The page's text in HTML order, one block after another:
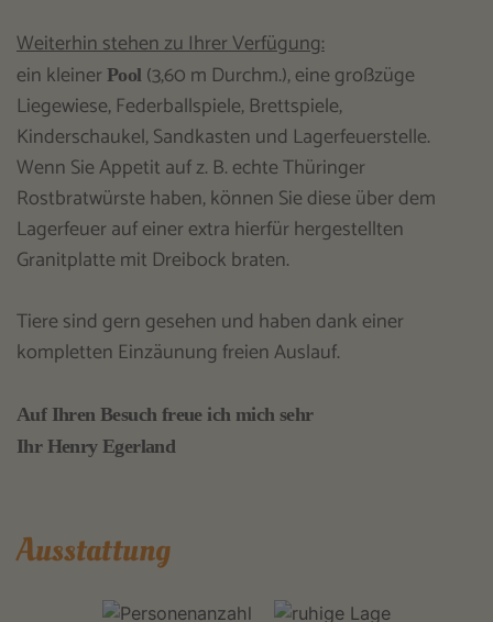
Weiterhin stehen zu Ihrer Verfügung:
ein kleiner Pool(3,60 m Durchm.), eine großzüge
Liegewiese, Federballspiele, Brettspiele,
Kinderschaukel, Sandkasten und Lagerfeuerstelle.
Wenn Sie Appetit auf z. B. echte Thüringer
Rostbratwürste haben, können Sie diese über dem
Lagerfeuer auf einer extra hierfür hergestellten
Granitplatte mit Dreibock braten.
Tiere sind gern gesehen und haben dank einer
kompletten Einzäunung freien Auslauf.
Auf Ihren Besuch freue ich mich sehr
Ihr Henry Egerland
Ausstattung